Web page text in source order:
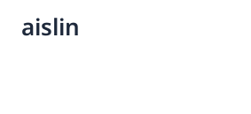
aislin